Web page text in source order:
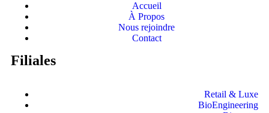
Accueil
À Propos
Nous rejoindre
Contact
Filiales
Retail & Luxe
BioEngineering